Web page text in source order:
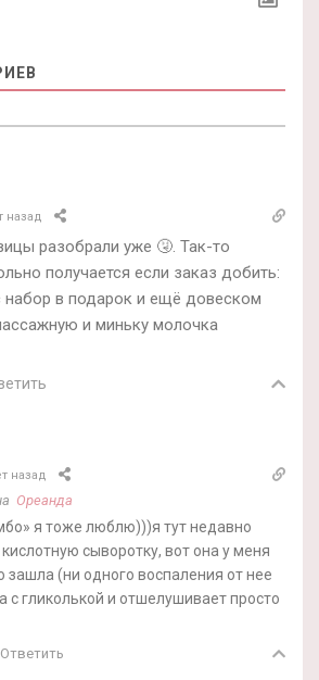
назад
разобрали уже 🤧. Так-то
получается если заказ добить:
набор в подарок и ещё довеском
и миньку молочка
назад
Ореанда
я тоже люблю)))я тут недавно
сыворотку, вот она у меня
зашла (ни одного воспаления от нее
с гликолькой и отшелушивает просто
Ответить